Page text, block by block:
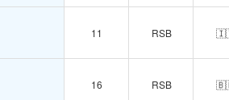
11 RSB
16 RSB